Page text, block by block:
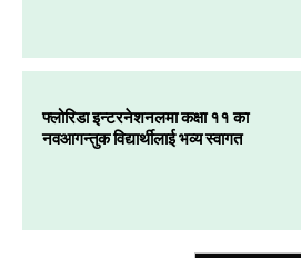
फ्लोरिडा इन्टरनेशनलमा कक्षा ११ का
नवआगन्तुक विद्यार्थीलाई भव्य स्वागत